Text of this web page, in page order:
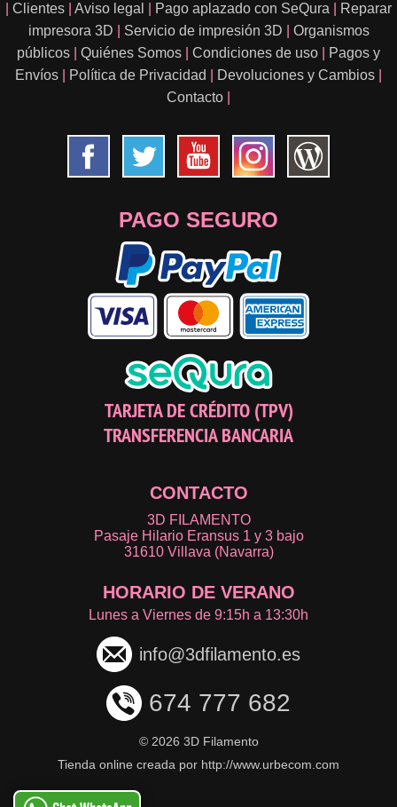
Clientes Aviso legal Pago aplazado con SeQura
Reparar
impresora 3D
Servicio de impresión 3D
Organismos
públicos
Quiénes Somos Condiciones de uso
Pagos y
Envíos
Política de Privacidad Devoluciones y Cambios
Contacto
PAGO SEGURO
TARJETA DE CRÉDITO (TPV)
TRANSFERENCIA BANCARIA
CONTACTO
3D FILAMENTO
Pasaje Hilario Eransus 1 y 3 bajo
31610 Villava (Navarra)
HORARIO DE VERANO
Lunes a Viernes de 9:15h a 13:30h
info@3dfilamento.es
674 777 682
©2026 3D Filamento
Tienda online creada por http://www.urbecom.com